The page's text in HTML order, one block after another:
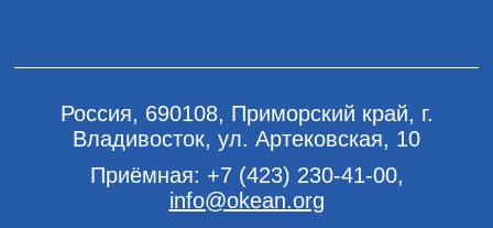
Россия, 690108, Приморский край, г.
Владивосток, ул. Артековская, 10
Приёмная: +7 (423) 230-41-00,
info@okean.org